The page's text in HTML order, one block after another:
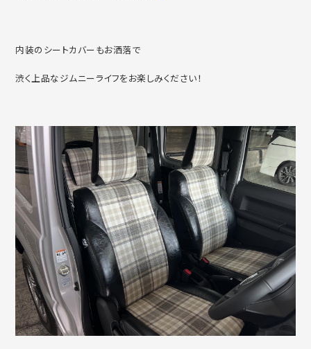
内装のシートカバーもお洒落で
渋く上品なジムニーライフをお楽しみください！